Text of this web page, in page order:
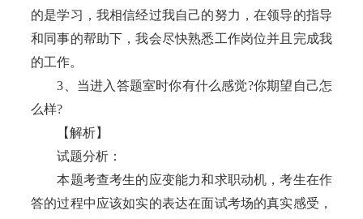
的是学习，我相信经过我自己的努力，在领导的指导
和同事的帮助下，我会尽快熟悉工作岗位并且完成我
的工作。
3、当进入答题室时你有什么感觉?你期望自己怎
么样?
【解析】
试题分析：
本题考查考生的应变能力和求职动机，考生在作
答的过程中应该如实的表达在面试考场的真实感受，